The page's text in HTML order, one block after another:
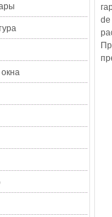
de